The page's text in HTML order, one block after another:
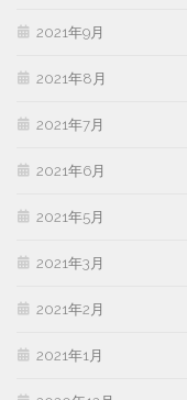
2021年9月
2021年8月
2021年7月
2021年6月
2021年5月
2021年3月
2021年2月
2021年1月